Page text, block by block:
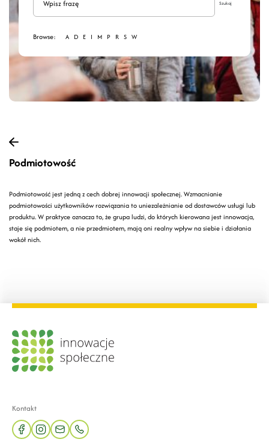
Browse: A D E I M P R S W
Podmiotowość
Podmiotowość jest jedną z cech dobrej innowacji społecznej. Wzmacnianie
podmiotowości użytkowników rozwiązania to uniezależnianie od dostawców usługi lub
produktu. W praktyce oznacza to, że grupa ludzi, do których kierowana jest innowacja,
staje się podmiotem, a nie przedmiotem, mają oni realny wpływ na siebie i działania
wokół nich.
Kontakt
facebookinstagram
mail phone